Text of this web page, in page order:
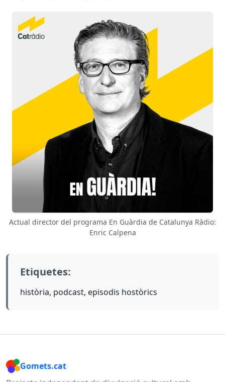
Actual director del programa En Guàrdia de Catalunya Ràdio:
Enric Calpena
Etiquetes:
història, podcast, episodis hostòrics
Gomets.cat